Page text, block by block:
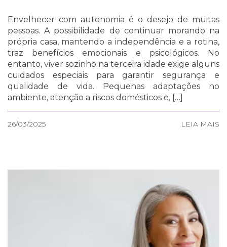
Envelhecer com autonomia é o desejo de muitas
pessoas. A possibilidade de continuar morando na
própria casa, mantendo a independência e a rotina,
traz benefícios emocionais e psicológicos. No
entanto, viver sozinho na terceira idade exige alguns
cuidados especiais para garantir segurança e
qualidade de vida. Pequenas adaptações no
ambiente, atenção a riscos domésticos e, […]
26/03/2025 LEIA MAIS